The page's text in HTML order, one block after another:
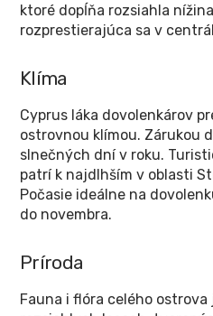
ktoré dopĺňa rozsiahla
rozprestierajúca sa v
Klíma
Cyprus láka dovolenkárov
ostrovnou klímou. Zárukou
slnečných dní v roku.
patrí k najdlhším v oblasti
Počasie ideálne na
do novembra.
Príroda
Fauna i flóra celého ostrova